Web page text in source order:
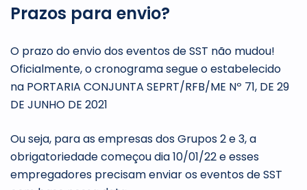
Prazos para envio?
O prazo do envio dos eventos de SST não mudou!
Oficialmente, o cronograma segue o estabelecido
na PORTARIA CONJUNTA SEPRT/RFB/ME Nº 71, DE 29
DE JUNHO DE 2021
Ou seja, para as empresas dos Grupos 2 e 3, a
obrigatoriedade começou dia 10/01/22 e esses
empregadores precisam enviar os eventos de SST